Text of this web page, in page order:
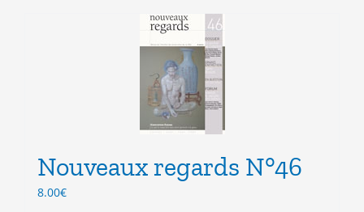
plusieurs
variations.
Les
options
peuvent
être
choisies
page
Nouveaux regards N°46
8.00€